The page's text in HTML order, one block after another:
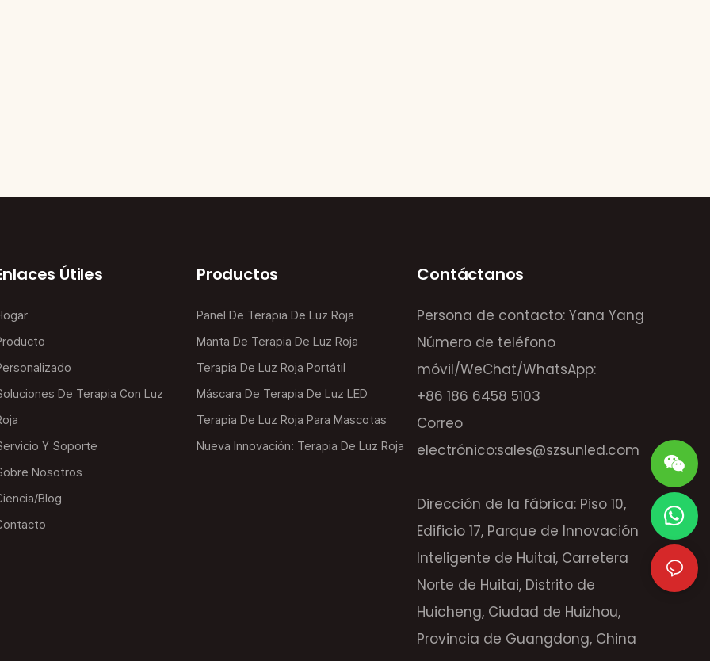
Útiles
De Terapia Con Luz
Y Soporte
Nosotros
blog
Productos
Panel De Terapia De Luz Roja
Manta De Terapia De Luz Roja
Terapia De Luz Roja Portátil
Máscara De Terapia De Luz LED
Terapia De Luz Roja Para Mascotas
Nueva Innovación: Terapia De Luz Roja
Contáctanos
Persona de contacto: Yana Yang
Número de teléfono
móvil/WeChat/WhatsApp:
+86 186 6458 5103
Correo
electrónico:sales@szsunled.com
Dirección de la fábrica: Piso 10,
Edificio 17, Parque de Innovación
Inteligente de Huitai, Carretera
Norte de Huitai, Distrito de
Huicheng, Ciudad de Huizhou,
Provincia de Guangdong, China